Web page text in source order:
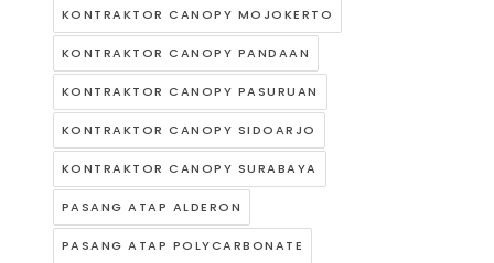
KONTRAKTOR CANOPY MOJOKERTO
KONTRAKTOR CANOPY PANDAAN
KONTRAKTOR CANOPY PASURUAN
KONTRAKTOR CANOPY SIDOARJO
KONTRAKTOR CANOPY SURABAYA
PASANG ATAP ALDERON
PASANG ATAP POLYCARBONATE